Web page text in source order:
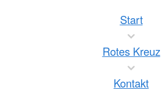
Start
Rotes Kreuz
Kontakt